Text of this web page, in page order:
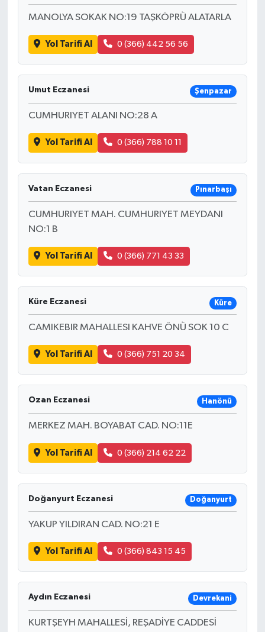
MANOLYA SOKAK NO:19 TAŞKÖPRÜ ALATARLA
Yol Tarifi Al 0 (366) 442 56 56
Umut Eczanesi Şenpazar
CUMHURIYET ALANI NO:28 A
Yol Tarifi Al 0 (366) 788 10 11
Vatan Eczanesi Pınarbaşı
CUMHURIYET MAH. CUMHURIYET MEYDANI
NO:1 B
Yol Tarifi Al 0 (366) 771 43 33
Küre Eczanesi Küre
CAMIKEBIR MAHALLESI KAHVE ÖNÜ SOK 10 C
Yol Tarifi Al 0 (366) 751 20 34
Ozan Eczanesi Hanönü
MERKEZ MAH. BOYABAT CAD. NO:11E
Yol Tarifi Al 0 (366) 214 62 22
Doğanyurt Eczanesi Doğanyurt
YAKUP YILDIRAN CAD. NO:21 E
Yol Tarifi Al 0 (366) 843 15 45
Aydın Eczanesi Devrekani
KURTŞEYH MAHALLESİ, REŞADİYE CADDESİ